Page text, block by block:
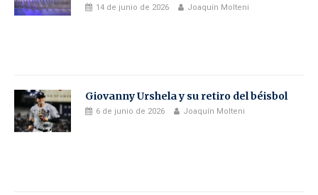
14 de junio de 2026 Joaquín Molteni
Giovanny Urshela y su retiro del béisbol
6 de junio de 2026 Joaquín Molteni